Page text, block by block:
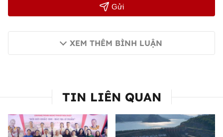
Gửi
XEM THÊM BÌNH LUẬN
TIN LIÊN QUAN